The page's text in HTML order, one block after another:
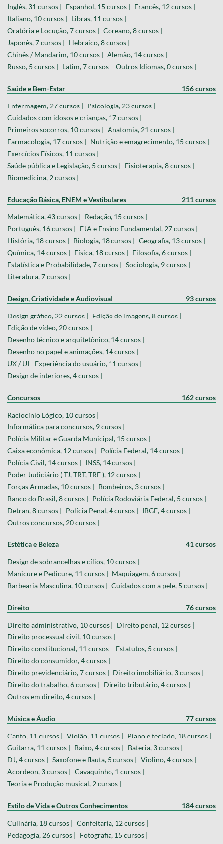
Inglês, 31 cursos | Espanhol, 15 cursos | Francês, 12 cursos |
Italiano, 10 cursos | Libras, 11 cursos |
Oratória e Locução, 7 cursos | Coreano, 8 cursos |
Japonês, 7 cursos | Hebraico, 8 cursos |
Chinês / Mandarim, 10 cursos | Alemão, 14 cursos |
Russo, 5 cursos | Latim, 7 cursos | Outros Idiomas, 0 cursos |
Saúde e Bem-Estar 156 cursos
Enfermagem, 27 cursos | Psicologia, 23 cursos |
Cuidados com idosos e crianças, 17 cursos |
Primeiros socorros, 10 cursos | Anatomia, 21 cursos |
Farmacologia, 17 cursos | Nutrição e emagrecimento, 15 cursos |
Exercícios Físicos, 11 cursos |
Saúde pública e Legislação, 5 cursos | Fisioterapia, 8 cursos |
Biomedicina, 2 cursos |
Educação Básica, ENEM e Vestibulares 211 cursos
Matemática, 43 cursos | Redação, 15 cursos |
Português, 16 cursos | EJA e Ensino Fundamental, 27 cursos |
História, 18 cursos | Biologia, 18 cursos | Geografia, 13 cursos |
Química, 14 cursos | Física, 18 cursos | Filosofia, 6 cursos |
Estatística e Probabilidade, 7 cursos | Sociologia, 9 cursos |
Literatura, 7 cursos |
Design, Criatividade e Audiovisual 93 cursos
Design gráfico, 22 cursos | Edição de imagens, 8 cursos |
Edição de vídeo, 20 cursos |
Desenho técnico e arquitetônico, 14 cursos |
Desenho no papel e animações, 14 cursos |
UX / UI - Experiência do usuário, 11 cursos |
Design de interiores, 4 cursos |
Concursos 162 cursos
Raciocínio Lógico, 10 cursos |
Informática para concursos, 9 cursos |
Polícia Militar e Guarda Municipal, 15 cursos |
Caixa econômica, 12 cursos | Polícia Federal, 14 cursos |
Polícia Civil, 14 cursos | INSS, 14 cursos |
Poder Judiciário ( TJ, TRT, TRF ), 12 cursos |
Forças Armadas, 10 cursos | Bombeiros, 3 cursos |
Banco do Brasil, 8 cursos | Polícia Rodoviária Federal, 5 cursos |
Detran, 8 cursos | Polícia Penal, 4 cursos | IBGE, 4 cursos |
Outros concursos, 20 cursos |
Estética e Beleza 41 cursos
Design de sobrancelhas e cílios, 10 cursos |
Manicure e Pedicure, 11 cursos | Maquiagem, 6 cursos |
Barbearia Masculina, 10 cursos | Cuidados com a pele, 5 cursos |
Direito 76 cursos
Direito administrativo, 10 cursos | Direito penal, 12 cursos |
Direito processual civil, 10 cursos |
Direito constitucional, 11 cursos | Estatutos, 5 cursos |
Direito do consumidor, 4 cursos |
Direito previdenciário, 7 cursos | Direito imobiliário, 3 cursos |
Direito do trabalho, 6 cursos | Direito tributário, 4 cursos |
Outros em direito, 4 cursos |
Música e Áudio 77 cursos
Canto, 11 cursos | Violão, 11 cursos | Piano e teclado, 18 cursos |
Guitarra, 11 cursos | Baixo, 4 cursos | Bateria, 3 cursos |
DJ, 4 cursos | Saxofone e flauta, 5 cursos | Violino, 4 cursos |
Acordeon, 3 cursos | Cavaquinho, 1 cursos |
Teoria e Produção musical, 2 cursos |
Estilo de Vida e Outros Conhecimentos 184 cursos
Culinária, 18 cursos | Confeitaria, 12 cursos |
Pedagogia, 26 cursos | Fotografia, 15 cursos |